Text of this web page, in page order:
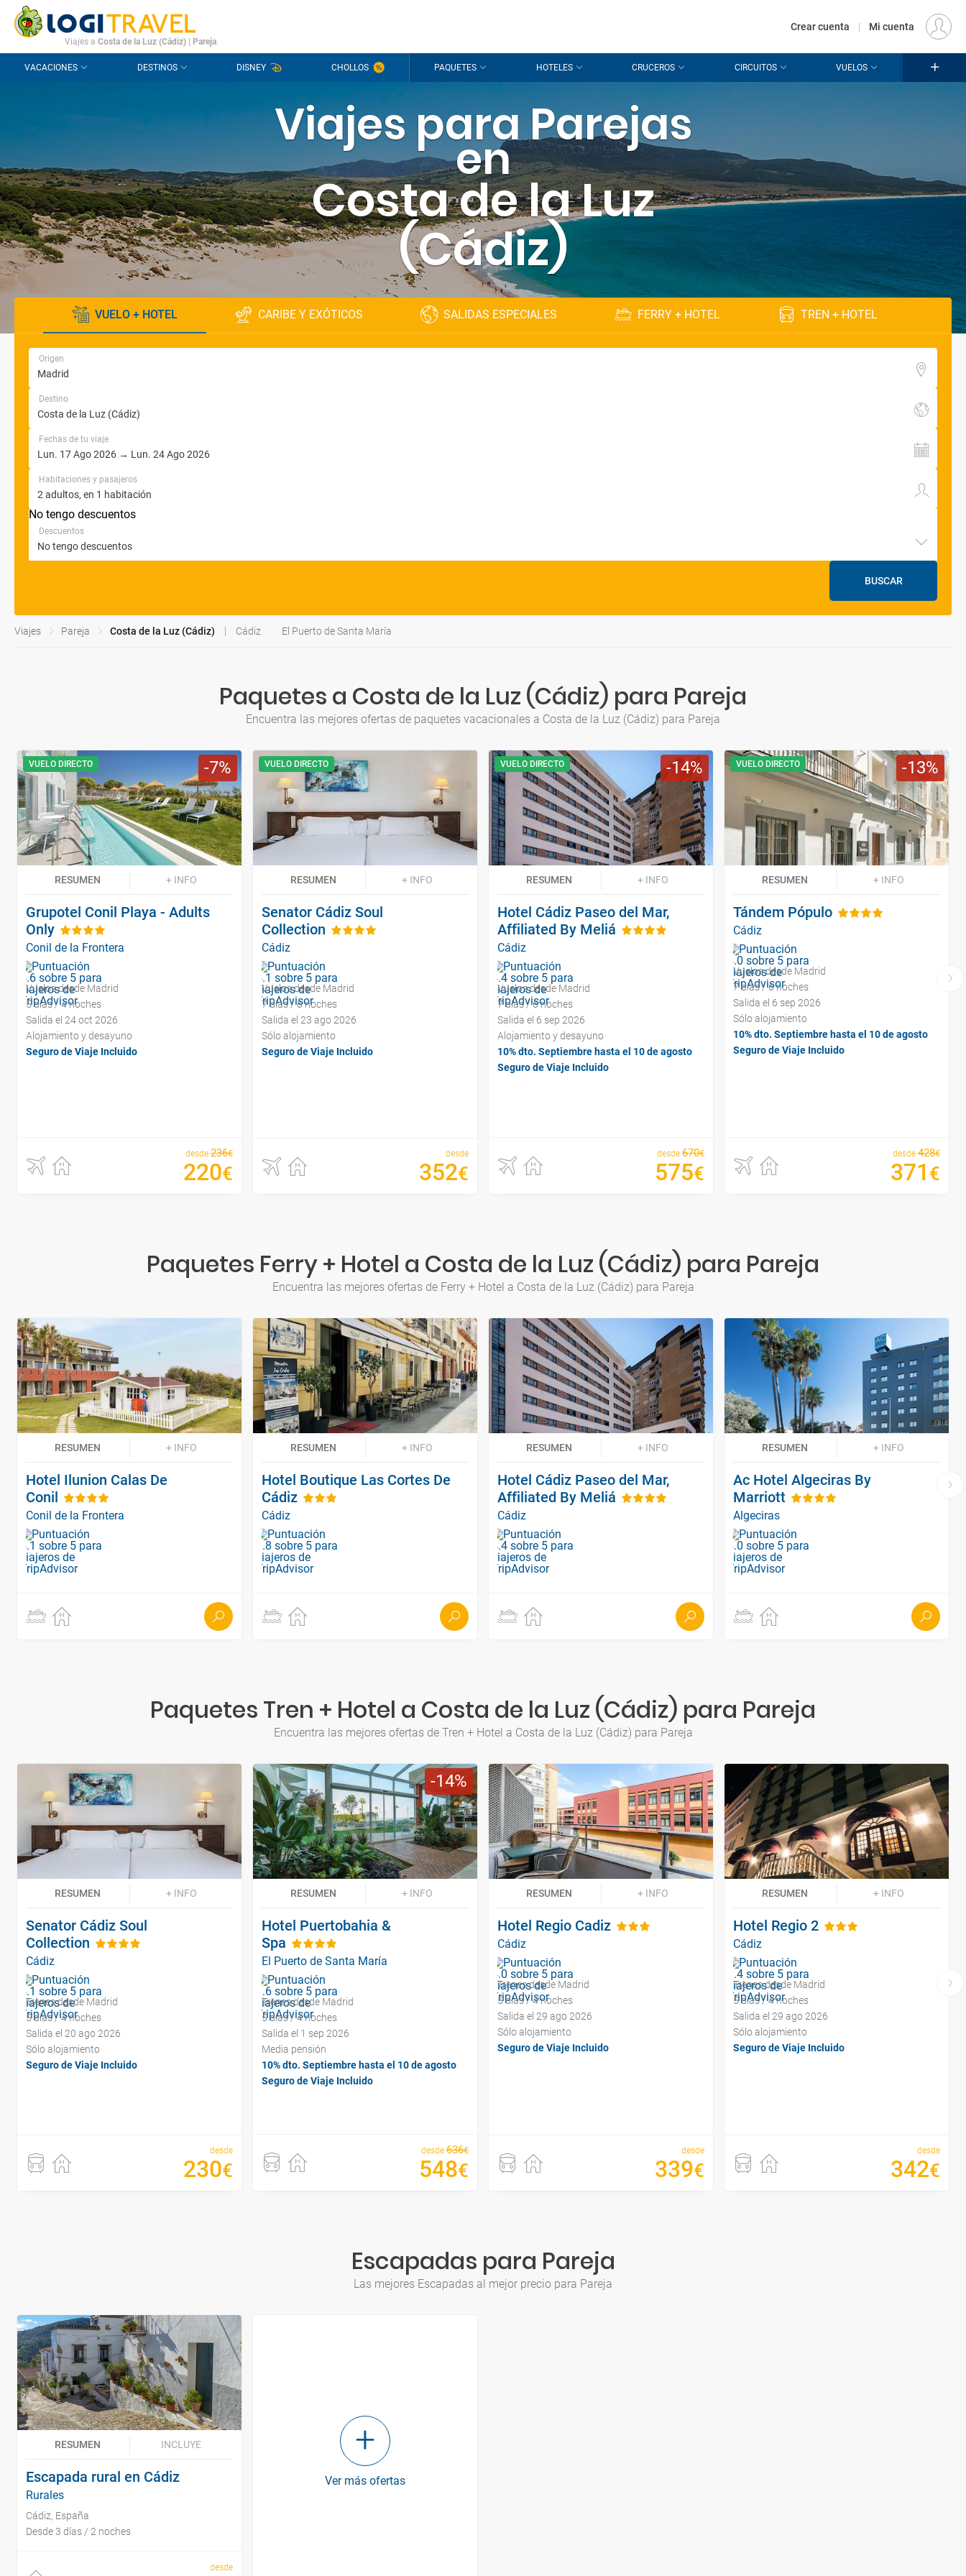
CONTACTO PREGUNTAS FRECUENTES EUR
Viajes a Costa de la Luz (Cádiz) Pareja.
Crear cuenta | Mi cuenta
VACACIONES DESTINOS DISNEY CHOLLOS PAQUETES HOTELES CRUCEROS CIRCUITOS VUELOS
Viajes para Parejas
en
Costa de la Luz
(Cádiz)
VUELO + HOTEL CARIBE Y EXÓTICOS SALIDAS ESPECIALES FERRY + HOTEL TREN + HOTEL
Origen
Destino
Fechas de tu viaje
Habitaciones y pasajeros
No tengo descuentos
Descuentos
BUSCAR
Viajes Pareja Costa de la Luz (Cádiz) Cádiz El Puerto de Santa María
Paquetes a Costa de la Luz (Cádiz) para Pareja
Encuentra las mejores ofertas de paquetes vacacionales a Costa de la Luz (Cádiz) para Pareja
7
VUELO DIRECTO
RESUMEN + INFO
Grupotel Conil Playa - Adults
Only
Conil de la Frontera
Vuelos desde Madrid
5 días / 4 noches
Salida el 24 oct 2026
Alojamiento y desayuno
Seguro de Viaje Incluido
desde 236€
220€
VUELO DIRECTO
RESUMEN + INFO
Senator Cádiz Soul
Collection
Cádiz
Vuelos desde Madrid
7 días / 6 noches
Salida el 23 ago 2026
Sólo alojamiento
Seguro de Viaje Incluido
desde
352€
14
VUELO DIRECTO
RESUMEN + INFO
Hotel Cádiz Paseo del Mar,
Affiliated By Meliá
Cádiz
Vuelos desde Madrid
7 días / 6 noches
Salida el 6 sep 2026
Alojamiento y desayuno
10% dto. Septiembre hasta el 10 de agosto
Seguro de Viaje Incluido
desde 670€
575€
13
VUELO DIRECTO
RESUMEN + INFO
Tándem Pópulo
Cádiz
Vuelos desde Madrid
7 días / 6 noches
Salida el 6 sep 2026
Sólo alojamiento
10% dto. Septiembre hasta el 10 de agosto
Seguro de Viaje Incluido
desde 428€
371 €
Paquetes Ferry + Hotel a Costa de la Luz (Cádiz) para Pareja
Encuentra las mejores ofertas de Ferry + Hotel a Costa de la Luz (Cádiz) para Pareja
RESUMEN + INFO
Hotel Ilunion Calas De
Conil
Conil de la Frontera
RESUMEN + INFO
Hotel Boutique Las Cortes De
Cádiz
Cádiz
RESUMEN + INFO
Hotel Cádiz Paseo del Mar,
Affiliated By Meliá
Cádiz
RESUMEN + INFO
Ac Hotel Algeciras By
Marriott
Algeciras
Paquetes Tren + Hotel a Costa de la Luz (Cádiz) para Pareja
Encuentra las mejores ofertas de Tren + Hotel a Costa de la Luz (Cádiz) para Pareja
RESUMEN + INFO
Senator Cádiz Soul
Collection
Cádiz
Trenes desde Madrid
5 días / 4 noches
Salida el 20 ago 2026
Sólo alojamiento
Seguro de Viaje Incluido
desde
230€
14
RESUMEN + INFO
Hotel Puertobahia &
Spa
El Puerto de Santa María
Trenes desde Madrid
5 días / 4 noches
Salida el 1 sep 2026
Media pensión
10% dto. Septiembre hasta el 10 de agosto
Seguro de Viaje Incluido
desde 636€
548€
RESUMEN + INFO
Hotel Regio Cadiz
Cádiz
Trenes desde Madrid
5 días / 4 noches
Salida el 29 ago 2026
Sólo alojamiento
Seguro de Viaje Incluido
desde
339€
RESUMEN + INFO
Hotel Regio 2
Cádiz
Trenes desde Madrid
5 días / 4 noches
Salida el 29 ago 2026
Sólo alojamiento
Seguro de Viaje Incluido
desde
342€
Escapadas para Pareja
Las mejores Escapadas al mejor precio para Pareja
RESUMEN INCLUYE
Escapada rural en Cádiz
Rurales
Cádiz, España
Desde 3 días / 2 noches
desde
Ver más ofertas